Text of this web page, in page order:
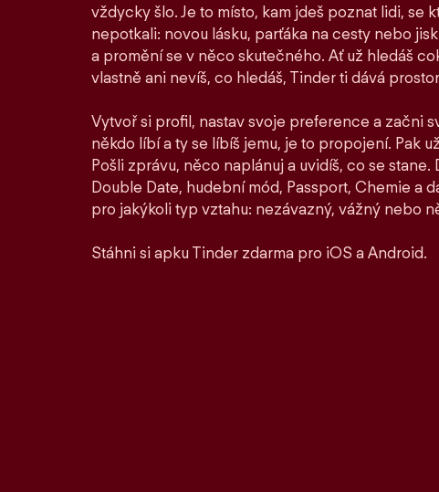
vždycky šlo. Je to místo, kam jdeš poznat lidi, se
nepotkali: novou lásku, parťáka na cesty nebo
a promění se v něco skutečného. Ať už hledáš
vlastně ani nevíš, co hledáš, Tinder ti dává
Vytvoř si profil, nastav svoje preference a začni
někdo líbí a ty se líbíš jemu, je to propojení. Pak
Pošli zprávu, něco naplánuj a uvidíš, co se stane.
Double Date, hudební mód, Passport, Chemie a
pro jakýkoli typ vztahu: nezávazný, vážný nebo
Stáhni si apku Tinder zdarma pro iOS a Android.